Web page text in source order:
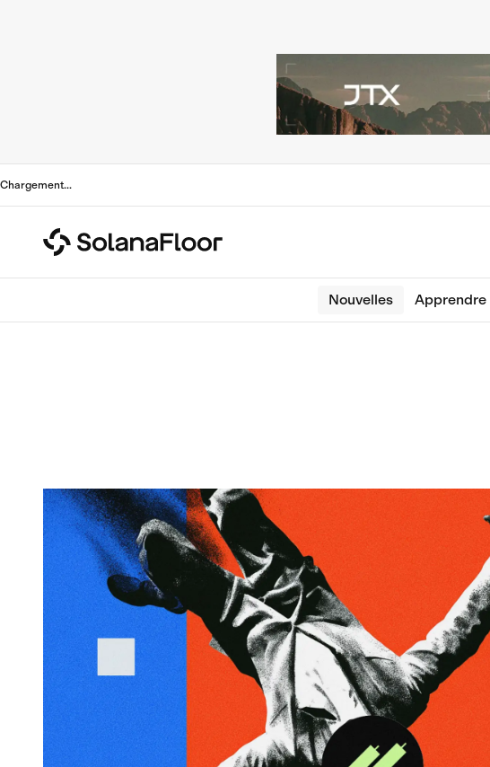
Chargement...
Nouvelles Apprendre